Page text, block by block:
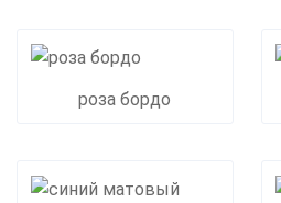
роза бордо